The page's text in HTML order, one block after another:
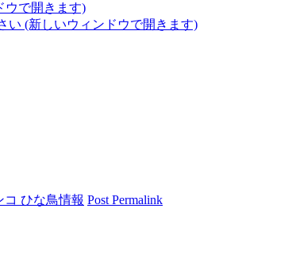
ウで開きます)
い (新しいウィンドウで開きます)
コ ひな鳥情報 Post Permalink